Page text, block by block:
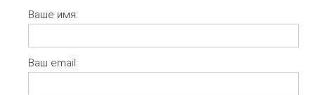
Ваше имя:
Ваш email: